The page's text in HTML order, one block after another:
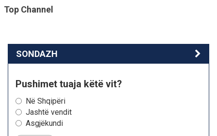
Top Channel
SONDAZH
Pushimet tuaja këtë vit?
Në Shqipëri
Jashtë vendit
Asgjëkundi